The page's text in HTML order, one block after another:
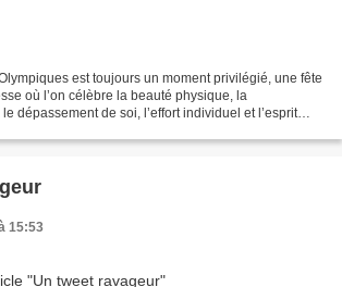
est toujours un moment privilégié, une fête
où l’on célèbre la beauté physique, la
dépassement de soi, l’effort individuel et l’esprit
15:53